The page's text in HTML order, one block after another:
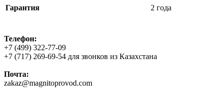
Гарантия
2 года
Телефон:
+7 (499) 322-77-09
+7 (717) 269-69-54 для звонков из Казахстана
Почта:
zakaz@magnitoprovod.com